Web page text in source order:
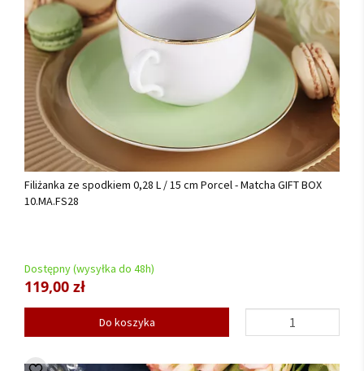
Filiżanka ze spodkiem 0,28 L / 15 cm Porcel - Matcha GIFT BOX
10.MA.FS28
Dostępny (wysyłka do 48h)
119,00 zł
Do koszyka